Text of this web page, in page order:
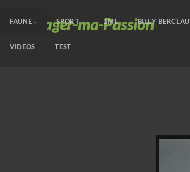
Partager-ma-Passion
FAUNE SPORT 1ML BILLY BERCLAU
VIDEOS TEST